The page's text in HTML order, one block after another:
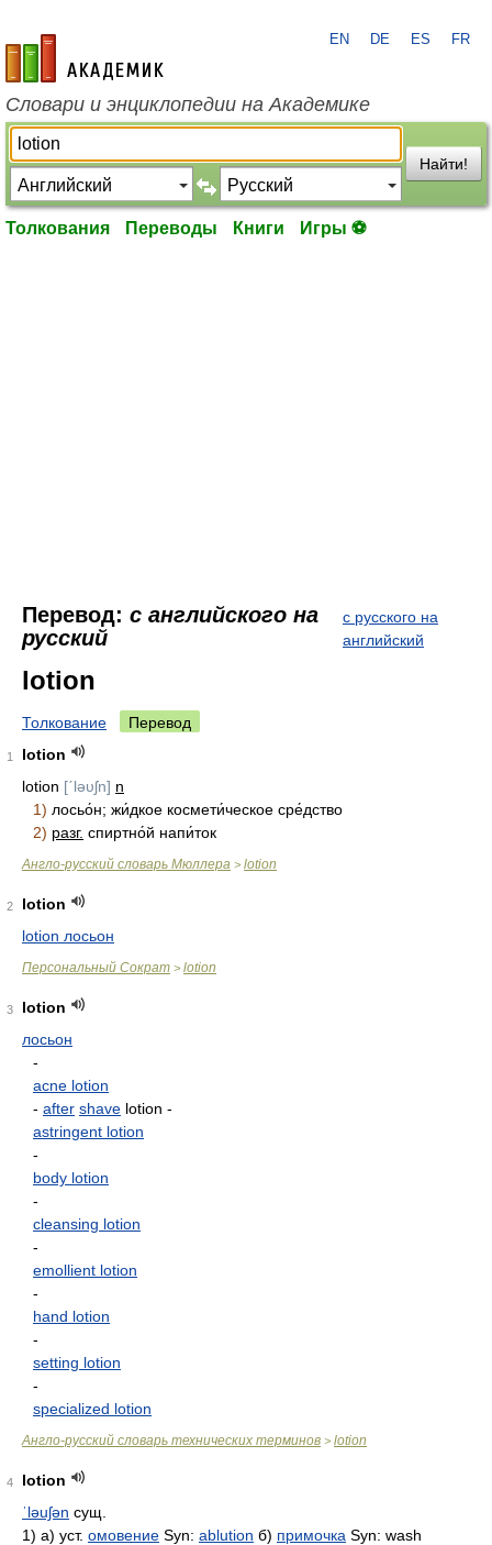
academic.ru
EN DE ES FR
Словари и энциклопедии на Академике
Найти!
Толкования Переводы Книги Игры ⚽
Перевод: с английского на
русский
с русского на
английский
lotion
Толкование Перевод
1
lotion
lotion [ˊləυʃn] n
1) лосьо́н; жи́дкое космети́ческое сре́дство
2) разг. спиртно́й напи́ток
Англо-русский словарь Мюллера > lotion
2
lotion
lotion лосьон
Персональный Сократ > lotion
3
lotion
лосьон
-
acne lotion
- after shave lotion -
astringent lotion
-
body lotion
-
cleansing lotion
-
emollient lotion
-
hand lotion
-
setting lotion
-
specialized lotion
Англо-русский словарь технических терминов > lotion
4
lotion
ˈləuʃən сущ.
1) а) уст. омовение Syn: ablution б) примочка Syn: wash